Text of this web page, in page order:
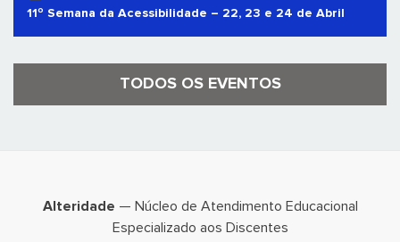
11º Semana da Acessibilidade – 22, 23 e 24 de Abril
TODOS OS EVENTOS
Alteridade — Núcleo de Atendimento Educacional
Especializado aos Discentes